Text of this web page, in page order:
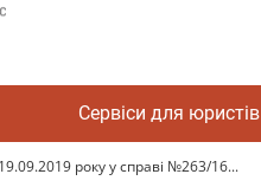
Сервіси для юристів
року у справі №263/16...